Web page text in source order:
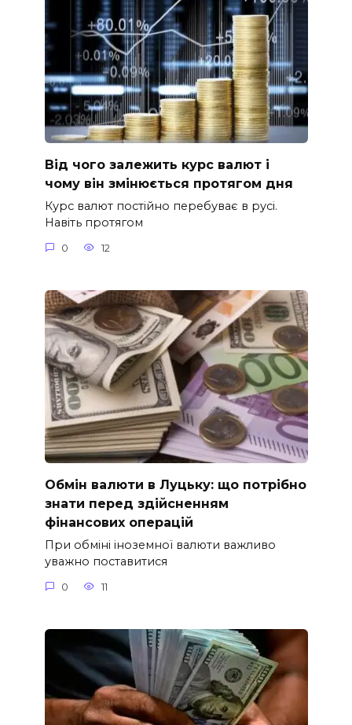
Від чого залежить курс валют і
чому він змінюється протягом дня
Курс валют постійно перебуває в русі.
Навіть протягом
0 12
Обмін валюти в Луцьку: що потрібно
знати перед здійсненням
фінансових операцій
При обміні іноземної валюти важливо
уважно поставитися
0 11